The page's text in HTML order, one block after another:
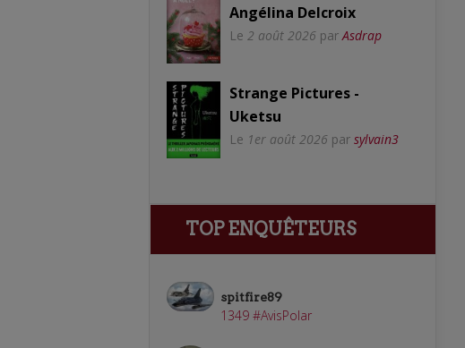
Angélina Delcroix
Le 2 août 2026 par Asdrap
Strange Pictures -
Uketsu
Le 1er août 2026 par sylvain3
TOP ENQUÊTEURS
spitfire89
1349 #AvisPolar